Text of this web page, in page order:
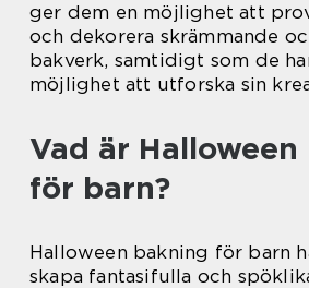
ger dem en möjlighet att
och dekorera skrämmande
bakverk, samtidigt som de
möjlighet att utforska sin
Vad är
för barn?
Halloween bakning för barn
skapa fantasifulla och